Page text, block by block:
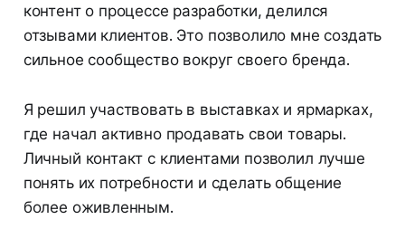
контент о процессе разработки, делился
отзывами клиентов. Это позволило мне создать
сильное сообщество вокруг своего бренда.
Я решил участвовать в выставках и ярмарках,
где начал активно продавать свои товары.
Личный контакт с клиентами позволил лучше
понять их потребности и сделать общение
более оживленным.